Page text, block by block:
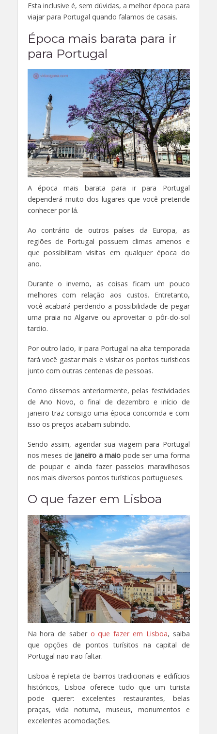
Esta inclusive é, sem dúvidas, a melhor época para
viajar para Portugal quando falamos de casais.
Época mais barata para ir
para Portugal
A época mais barata para ir para Portugal
dependerá muito dos lugares que você pretende
conhecer por lá.
Ao contrário de outros países da Europa, as
regiões de Portugal possuem climas amenos e
que possibilitam visitas em qualquer época do
ano.
Durante o inverno, as coisas ficam um pouco
melhores com relação aos custos. Entretanto,
você acabará perdendo a possibilidade de pegar
uma praia no Algarve ou aproveitar o pôr-do-sol
tardio.
Por outro lado, ir para Portugal na alta temporada
fará você gastar mais e visitar os pontos turísticos
junto com outras centenas de pessoas.
Como dissemos anteriormente, pelas festividades
de Ano Novo, o final de dezembro e início de
janeiro traz consigo uma época concorrida e com
isso os preços acabam subindo.
Sendo assim, agendar sua viagem para Portugal
nos meses de janeiro a maio pode ser uma forma
de poupar e ainda fazer passeios maravilhosos
nos mais diversos pontos turísticos portugueses.
O que fazer em Lisboa
Na hora de saber o que fazer em Lisboa, saiba
que opções de pontos turísitos na capital de
Portugal não irão faltar.
Lisboa é repleta de bairros tradicionais e edifícios
históricos, Lisboa oferece tudo que um turista
pode querer: excelentes restaurantes, belas
praças, vida noturna, museus, monumentos e
excelentes acomodações.